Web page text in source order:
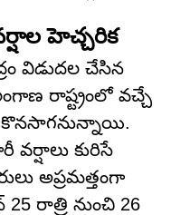
హెచ్చరిక
విడుదల చేసిన
రాష్ట్రంలో వచ్చే
కొనసాగనున్నాయి.
వర్షాలు కురిసే
అప్రమత్తంగా
రాత్రి నుంచి 26